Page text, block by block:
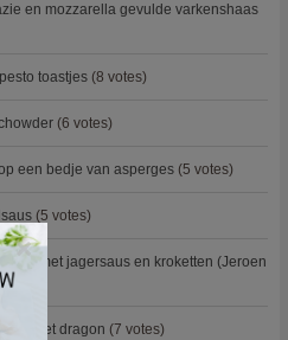
en mozzarella gevulde varkenshaas
toastjes (8 votes)
(6 votes)
een bedje van asperges (5 votes)
(5 votes)
met jagersaus en kroketten (Jeroen
kip met dragon (7 votes)
×